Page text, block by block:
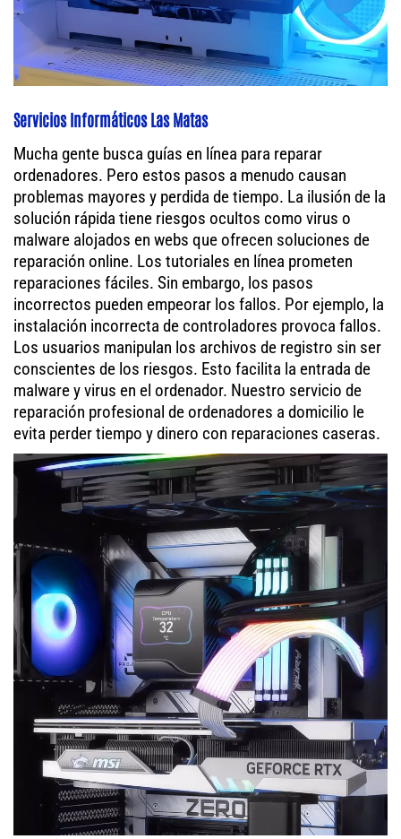
Servicios Informáticos Las Matas
Mucha gente busca guías en línea para reparar
ordenadores. Pero estos pasos a menudo causan
problemas mayores y perdida de tiempo. La ilusión de la
solución rápida tiene riesgos ocultos como virus o
malware alojados en webs que ofrecen soluciones de
reparación online. Los tutoriales en línea prometen
reparaciones fáciles. Sin embargo, los pasos
incorrectos pueden empeorar los fallos. Por ejemplo, la
instalación incorrecta de controladores provoca fallos.
Los usuarios manipulan los archivos de registro sin ser
conscientes de los riesgos. Esto facilita la entrada de
malware y virus en el ordenador. Nuestro servicio de
reparación profesional de ordenadores a domicilio le
evita perder tiempo y dinero con reparaciones caseras.